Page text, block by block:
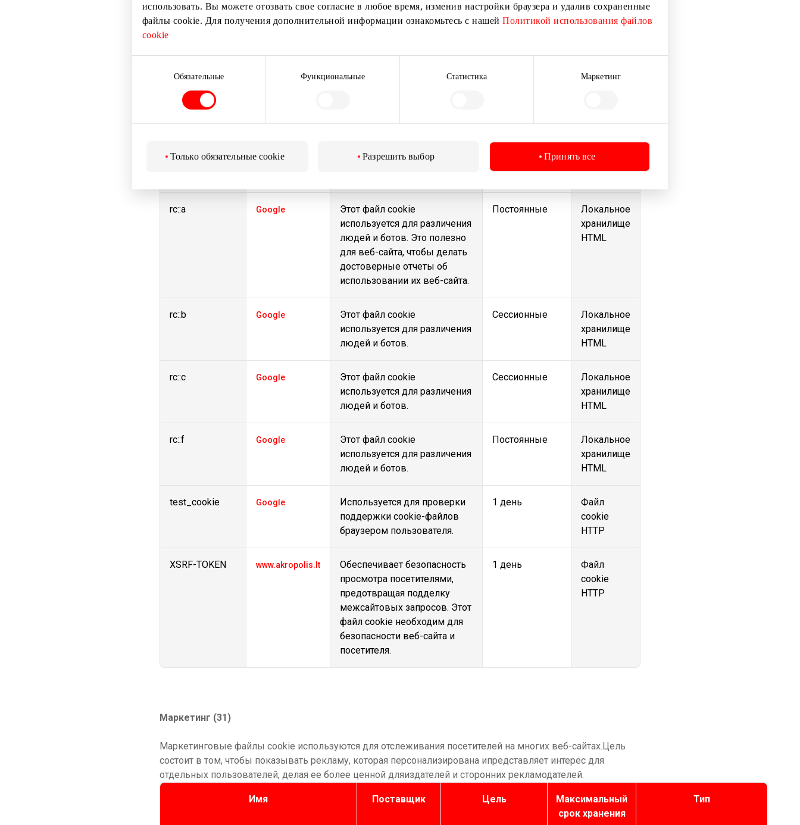
использовать. Вы можете отозвать свое согласие в любое время, изменив настройки браузера и удалив сохраненные
файлы cookie. Для получения дополнительной информации ознакомьтесь с нашейПолитикой использования файлов
cookie
Обязательные Функциональные Статистика Маркетинг
Только обязательные cookie Разрешить выбор Принять все
CookieConsent Cookiebot
Сохраняет согласие
использование файлов
1 год
Файл
HTTP
laravel_session
обновлении контента веб-
rc::a Google
Этот файл cookie
используется для различения
людей и ботов. Это полезно
для веб-сайта, чтобы делать
достоверные отчеты об
использовании их веб-сайта.
Постоянные
Локальное
хранилище
HTML
rc::b Google
Этот файл cookie
используется для различения
людей и ботов.
Сессионные
Локальное
хранилище
HTML
rc::c Google
Этот файл cookie
используется для различения
людей и ботов.
Сессионные
Локальное
хранилище
HTML
rc::f Google
Этот файл cookie
используется для различения
людей и ботов.
Постоянные
Локальное
хранилище
HTML
test_cookie Google
Используется для проверки
поддержки cookie-файлов
браузером пользователя.
1 день
Файл
cookie
HTTP
XSRF-TOKEN www.akropolis.lt
Обеспечивает безопасность
просмотра посетителями,
предотвращая подделку
межсайтовых запросов. Этот
файл cookie необходим для
безопасности веб-сайта и
посетителя.
1 день
Файл
cookie
HTTP
Маркетинг (31)
Маркетинговые файлы cookie используются для отслеживания посетителей на многих веб-сайтах.Цель
состоит в том, чтобы показывать рекламу, которая персонализирована ипредставляет интерес для
отдельных пользователей, делая ее более ценной дляиздателей и сторонних рекламодателей.
Имя Поставщик Цель
Максимальный
срок хранения
Тип